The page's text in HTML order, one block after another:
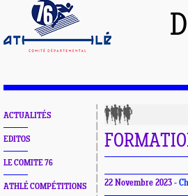
ACTUALITÉS
EDITOS
LE COMITE 76
ATHLÉ COMPÉTITIONS 22 Novembre 2023 -